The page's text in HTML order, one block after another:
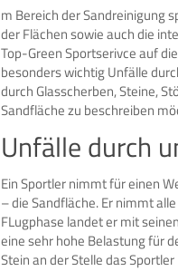
m Bereich der Sandreinigung
der Flächen sowie auch die
Top-Green Sportserivce auf
besonders wichtig Unfälle
durch Glasscherben, Steine,
Sandfläche zu beschreiben
Unfälle durch
Ein Sportler nimmt für einen
– die Sandfläche. Er nimmt
FLugphase landet er mit
eine sehr hohe Belastung für
Stein an der Stelle das